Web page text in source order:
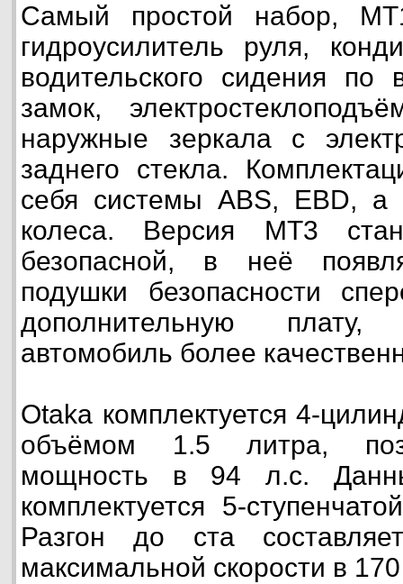
Самый простой набор,
гидроусилитель руля,
водительского сидения по
замок,
наружные зеркала с
заднего стекла.
себя системы ABS, EBD, а
колеса. Версия МТ3
безопасной, в неё
подушки безопасности
дополнительную
автомобиль более
Otaka комплектуется 4-
объёмом 1.5 литра,
мощность в 94 л.с.
комплектуется 5-
Разгон до ста
максимальной скорости в